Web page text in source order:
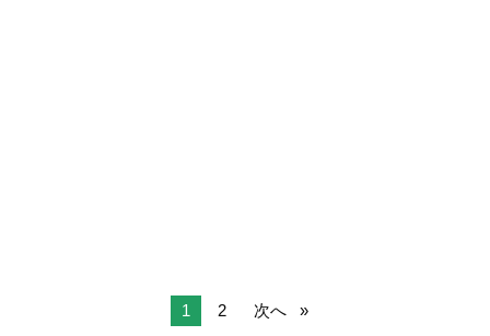
1 2 次へ